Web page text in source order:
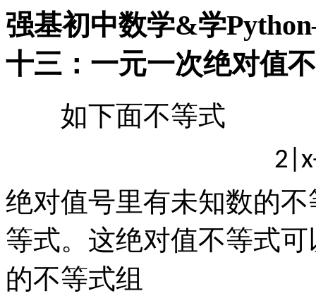
强基初中数学&学
十三：一元一次绝对值
如下面不等式
绝对值号里有未知数的
等式。这绝对值不等式
的不等式组